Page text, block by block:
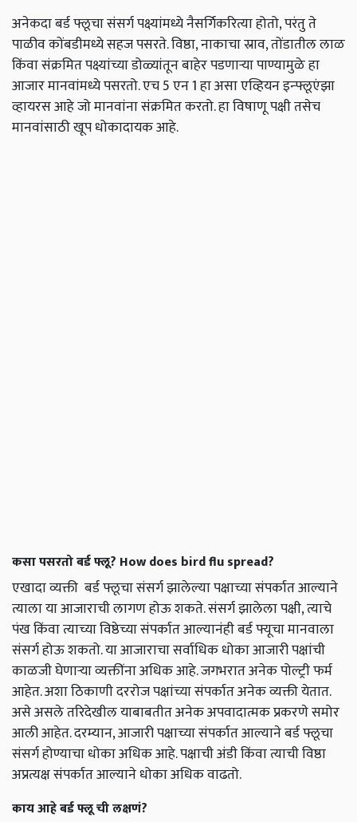
अनेकदा बर्ड फ्लूचा संसर्ग पक्ष्यांमध्ये नैसर्गिकरित्या होतो,परंतु ते
पाळीव कोंबडीमध्ये सहज पसरते. विष्ठा,नाकाचा स्राव,तोंडातील लाळ
किंवा संक्रमित पक्ष्यांच्या डोळ्यांतून बाहेर पडणाऱ्या पाण्यामुळे हा
आजार मानवांमध्ये पसरतो. एच5 एन 1 हा असा एव्हियन इन्फ्लूएंझा
व्हायरस आहे जो मानवांना संक्रमित करतो. हा विषाणू पक्षी तसेच
मानवांसाठी खूप धोकादायक आहे.
कसा पसरतो बर्ड फ्लू? How does bird flu spread?
एखादा व्यक्ती बर्ड फ्लूचा संसर्ग झालेल्या पक्षाच्या संपर्कात आल्याने
त्याला या आजाराची लागण होऊ शकते. संसर्ग झालेला पक्षी,त्याचे
पंख किंवा त्याच्या विष्ठेच्या संपर्कात आल्यानंही बर्ड फ्यूचा मानवाला
संसर्ग होऊ शकतो. या आजाराचा सर्वाधिक धोका आजारी पक्षांची
काळजी घेणाऱ्या व्यक्तींना अधिक आहे. जगभरात अनेक पोल्ट्री फर्म
आहेत. अशा ठिकाणी दररोज पक्षांच्या संपर्कात अनेक व्यक्ती येतात.
असे असले तरिदेखील याबाबतीत अनेक अपवादात्मक प्रकरणे समोर
आली आहेत. दरम्यान,आजारी पक्षाच्या संपर्कात आल्याने बर्ड फ्लूचा
संसर्ग होण्याचा धोका अधिक आहे. पक्षाची अंडी किंवा त्याची विष्ठा
अप्रत्यक्ष संपर्कात आल्याने धोका अधिक वाढतो.
काय आहे बर्ड फ्लू ची लक्षणं?